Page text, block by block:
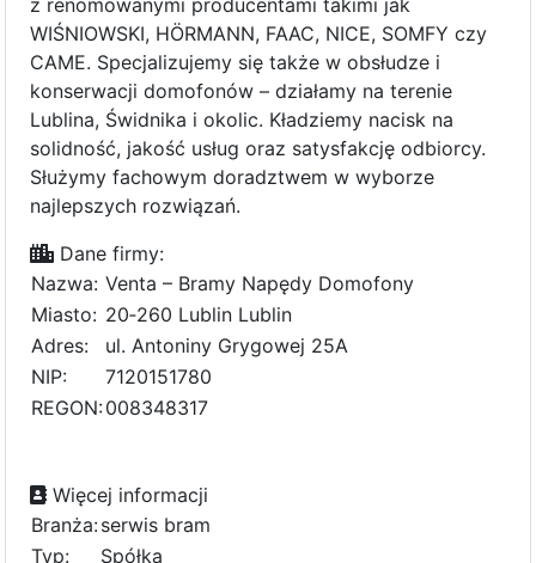
WIŚNIOWSKI, HÖRMANN, FAAC, NICE, SOMFY czy
CAME. Specjalizujemy się także w obsłudze i
konserwacji domofonów – działamy na terenie
Lublina, Świdnika i okolic. Kładziemy nacisk na
solidność, jakość usług oraz satysfakcję odbiorcy.
Służymy fachowym doradztwem w wyborze
najlepszych rozwiązań.
Dane firmy:
Nazwa: Venta – Bramy Napędy Domofony
Miasto: 20‑260 Lublin Lublin
Adres:
ul. Antoniny Grygowej 25A
NIP:
7120151780
REGON:008348317
Więcej informacji
Branża:serwis bram
Typ:
Spółka